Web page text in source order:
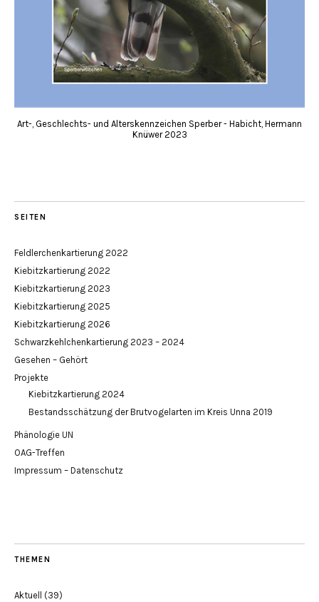
Art-, Geschlechts- und Alterskennzeichen Sperber - Habicht, Hermann
Knüwer 2023
SEITEN
Feldlerchenkartierung 2022
Kiebitzkartierung 2022
Kiebitzkartierung 2023
Kiebitzkartierung 2025
Kiebitzkartierung 2026
Schwarzkehlchenkartierung 2023 – 2024
Gesehen – Gehört
Projekte
Kiebitzkartierung 2024
Bestandsschätzung der Brutvogelarten im Kreis Unna 2019
Phänologie UN
OAG-Treffen
Impressum – Datenschutz
THEMEN
Aktuell
(39)